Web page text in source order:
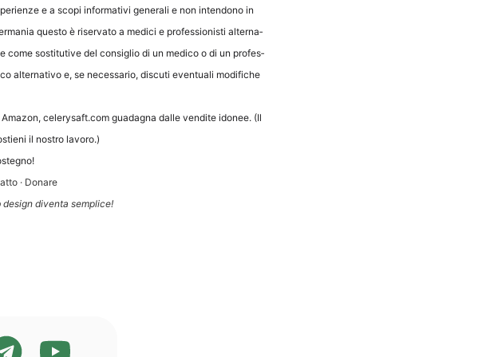
e a sco­pi infor­ma­ti­vi gene­ra­li e non inten­do­no in
ques­to è riser­va­to a medi­ci e pro­fes­sio­nis­ti alter­na­
come sosti­tu­ti­ve del con­siglio di un med­ico o di un pro­fes­
alter­na­tivo e, se neces­sa­rio, dis­cu­ti even­tua­li modi­fi­che
cele​ry​saft​.com gua­d­a­gna dal­le ven­dite ido­nee. (Il
il nos­tro lavoro.)
· Dona­re
diven­ta semplice!